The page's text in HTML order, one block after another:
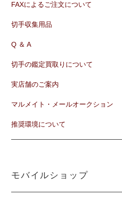
FAXによるご注文について
切手収集用品
Q ＆ A
切手の鑑定買取りについて
実店舗のご案内
マルメイト・メールオークション
推奨環境について
モバイルショップ